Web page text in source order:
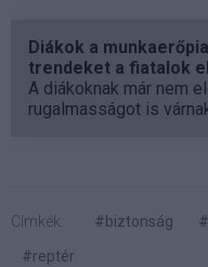
Diákok a
trendeket a fiatalok
A diákoknak már nem
rugalmasságot is
Címkék: #biztonság
#reptér